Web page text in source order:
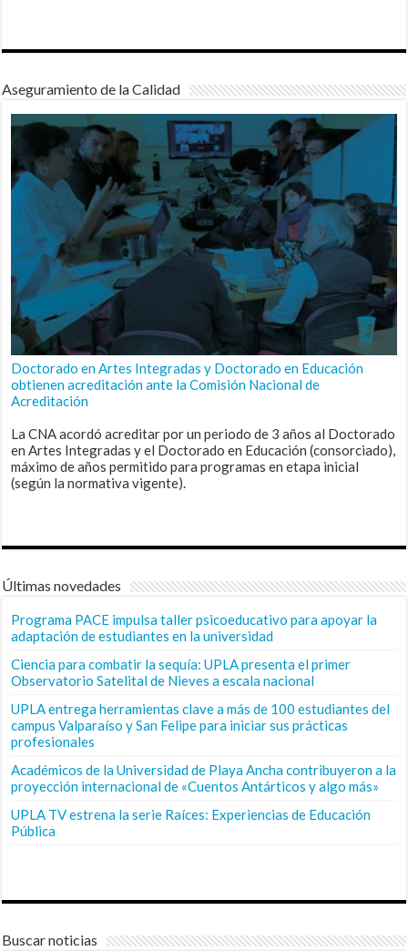
Aseguramiento de la Calidad
Doctorado en Artes Integradas y Doctorado en Educación
obtienen acreditación ante la Comisión Nacional de
Acreditación
La CNA acordó acreditar por un periodo de 3 años al Doctorado
en Artes Integradas y el Doctorado en Educación (consorciado),
máximo de años permitido para programas en etapa inicial
(según la normativa vigente).
Últimas novedades
Programa PACE impulsa taller psicoeducativo para apoyar la
adaptación de estudiantes en la universidad
Ciencia para combatir la sequía: UPLA presenta el primer
Observatorio Satelital de Nieves a escala nacional
UPLA entrega herramientas clave a más de 100 estudiantes del
campus Valparaíso y San Felipe para iniciar sus prácticas
profesionales
Académicos de la Universidad de Playa Ancha contribuyeron a la
proyección internacional de «Cuentos Antárticos y algo más»
UPLA TV estrena la serie Raíces: Experiencias de Educación
Pública
Buscar noticias